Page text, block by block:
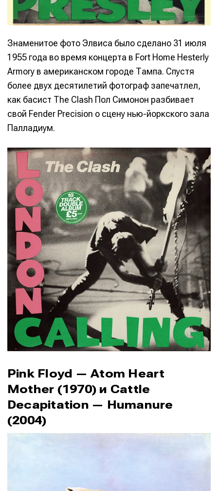
Знаменитое фото Элвиса было сделано 31 июля
1955 года во время концерта в Fort Home Hesterly
Armory в американском городе Тампа. Спустя
более двух десятилетий фотограф запечатлел,
как басист The Clash Пол Симонон разбивает
свой Fender Precision о сцену нью-йоркского зала
Палладиум.
Pink Floyd — Atom Heart
Mother (1970) и Cattle
Decapitation — Humanure
(2004)